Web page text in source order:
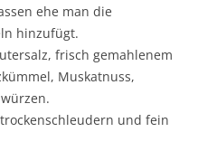
ehe man die
hinzufügt.
frisch gemahlenem
Muskatnuss,
und fein